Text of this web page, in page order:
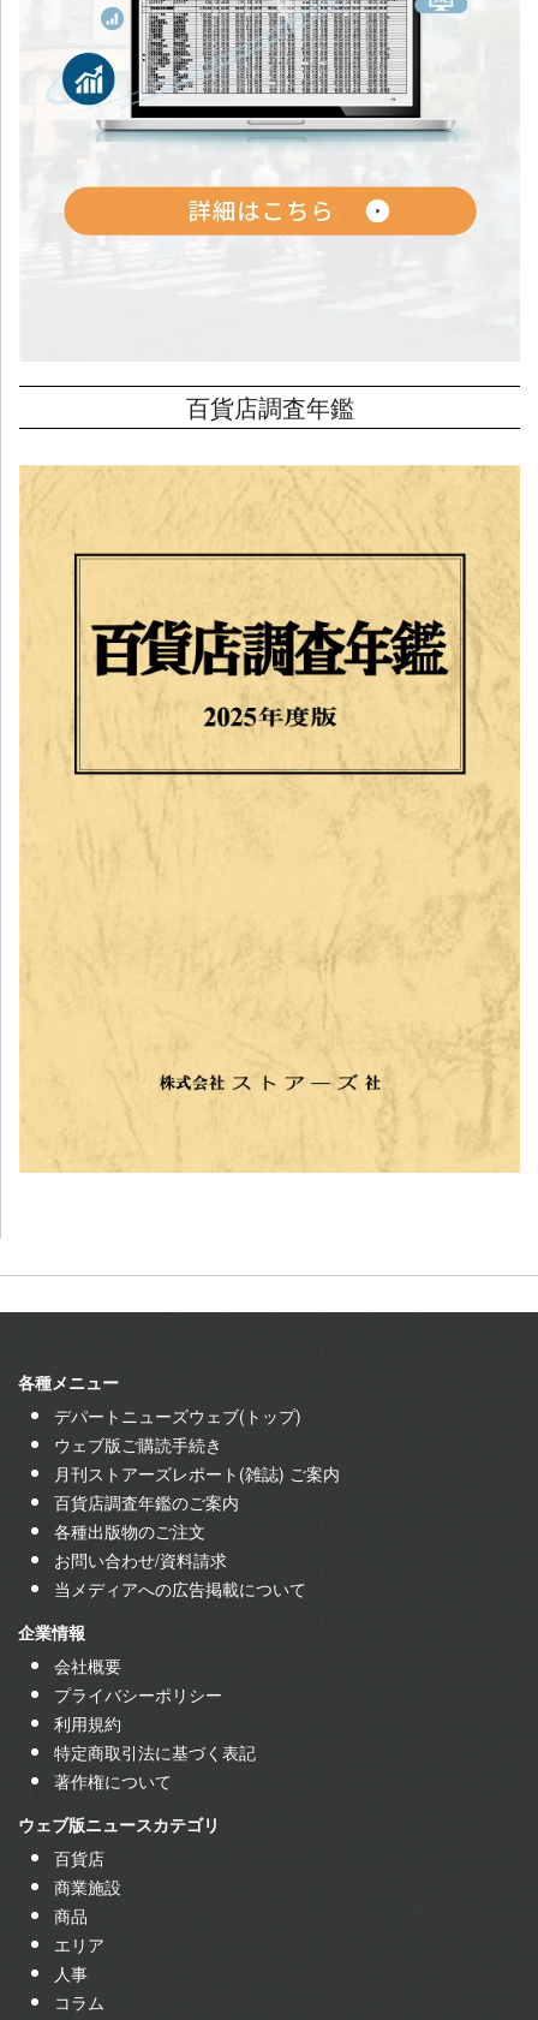
百貨店調査年鑑
各種メニュー
デパートニューズウェブ(トップ)
ウェブ版ご購読手続き
月刊ストアーズレポート(雑誌) ご案内
百貨店調査年鑑のご案内
各種出版物のご注文
お問い合わせ/資料請求
当メディアへの広告掲載について
企業情報
会社概要
プライバシーポリシー
利用規約
特定商取引法に基づく表記
著作権について
ウェブ版ニュースカテゴリ
百貨店
商業施設
商品
エリア
人事
コラム